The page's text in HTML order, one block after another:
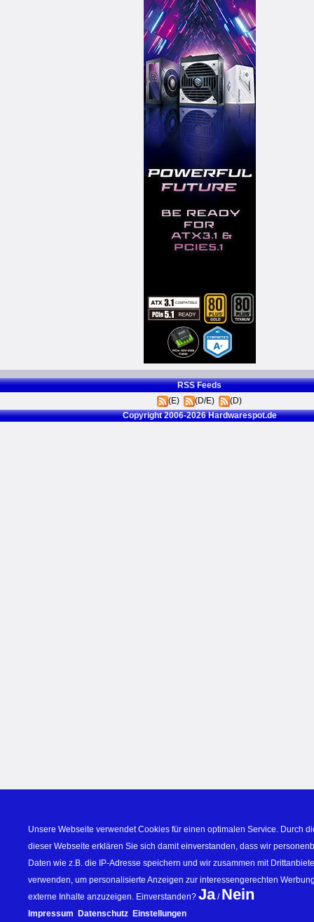
RSS Feeds
(E)
(D/E)
(D)
Copyright 2006-2026 Hardwarespot.de
Unsere Webseite verwendet Cookies für einen optimalen Service. Durch
dieser Webseite erklären Sie sich damit einverstanden, dass wir
Daten wie z.B. die IP-Adresse speichern und wir zusammen mit
verwenden, um personalisierte Anzeigen zur interessengerechten
externe Inhalte anzuzeigen. Einverstanden? Ja / Nein
Impressum Datenschutz Einstellungen